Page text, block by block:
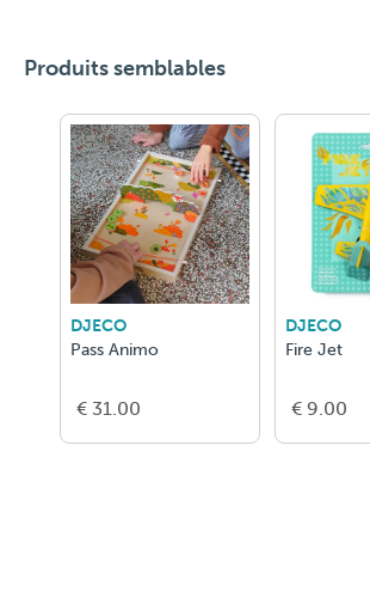
Produits semblables
DJECO
Pass Animo
€ 31.00
DJECO
Fire Jet
€ 9.00